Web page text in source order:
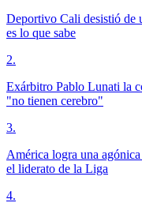
Deportivo Cali desistió de
es lo que sabe
2.
Exárbitro Pablo Lunati la
"no tienen cerebro"
3.
América logra una
el liderato de la Liga
4.